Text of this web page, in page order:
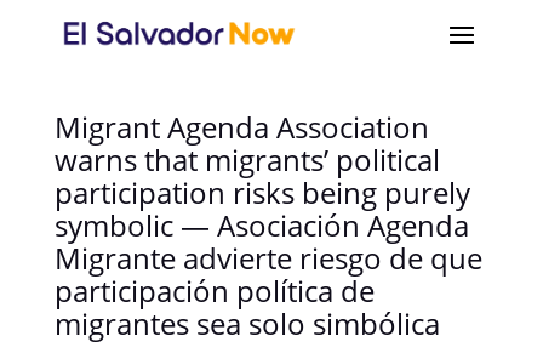
Migrant Agenda Association
warns that migrants’ political
participation risks being purely
symbolic — Asociación Agenda
Migrante advierte riesgo de que
participación política de
migrantes sea solo simbólica